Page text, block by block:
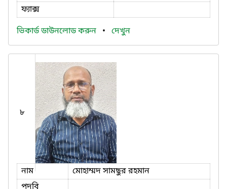
ফ্যাক্স
ভিকার্ড ডাউনলোড করুন • দেখুন
৮
নাম
মোহাম্মদ সামছুর রহমান